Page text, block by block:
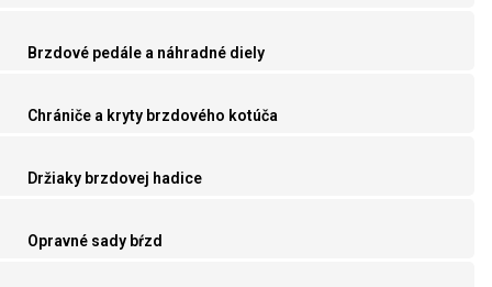
Brzdové pedále a náhradné diely
Chrániče a kryty brzdového kotúča
Držiaky brzdovej hadice
Opravné sady bŕzd